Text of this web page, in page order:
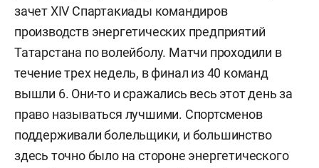
зачет XIV Спартакиады командиров
производств энергетических предприятий
Татарстана по волейболу. Матчи проходили в
течение трех недель, в финал из 40 команд
вышли 6. Они-то и сражались весь этот день за
право называться лучшими. Спортсменов
поддерживали болельщики, и большинство
здесь точно было на стороне энергетического